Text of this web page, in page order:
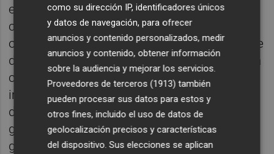
en el futuro. De aquí a un siglo, Rusia
continuará mirando con angustia hacia el
oeste, y seguirá encontrando allí una planicie
difícil de defender. La cordillera del Himalaya
continuará separando a India y Pakistán e
impidiendo en gran parte un enfrentamiento
directo. Florida continuará siendo el
guardián que vigile la entrada y salida al
golfo de México, pertenezca al país que
como su dirección IP, identificadores únicos
y datos de navegación, para ofrecer
anuncios y contenido personalizados, medir
anuncios y contenido, obtener información
sobre la audiencia y mejorar los servicios.
Proveedores de terceros (1913) también
pueden procesar sus datos para estos y
otros fines, incluido el uso de datos de
geolocalización precisos y características
del dispositivo. Sus elecciones se aplican